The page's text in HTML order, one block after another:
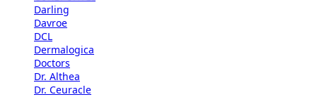
Darling
Davroe
DCL
Dermalogica
Doctors
Dr. Althea
Dr. Ceuracle